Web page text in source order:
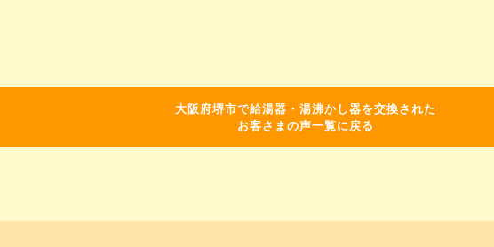
大阪府堺市で給湯器・湯沸かし器を交換された
お客さまの声一覧に戻る